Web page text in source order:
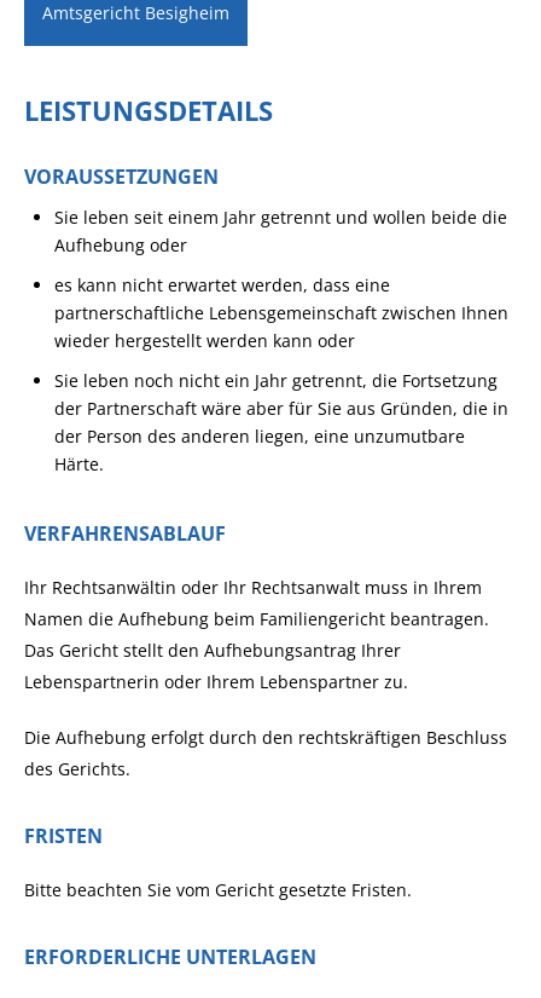
Amtsgericht Besigheim
LEISTUNGSDETAILS
VORAUSSETZUNGEN
Sie leben seit einem Jahr getrennt und wollen beide die
Aufhebung oder
es kann nicht erwartet werden, dass eine
partnerschaftliche Lebensgemeinschaft zwischen Ihnen
wieder hergestellt werden kann oder
Sie leben noch nicht ein Jahr getrennt, die Fortsetzung
der Partnerschaft wäre aber für Sie aus Gründen, die in
der Person des anderen liegen, eine unzumutbare
Härte.
VERFAHRENSABLAUF
Ihr Rechtsanwältin oder Ihr Rechtsanwalt muss in Ihrem
Namen die Aufhebung beim Familiengericht beantragen.
Das Gericht stellt den Aufhebungsantrag Ihrer
Lebenspartnerin oder Ihrem Lebenspartner zu.
Die Aufhebung erfolgt durch den rechtskräftigen Beschluss
des Gerichts.
FRISTEN
Bitte beachten Sie vom Gericht gesetzte Fristen.
ERFORDERLICHE UNTERLAGEN